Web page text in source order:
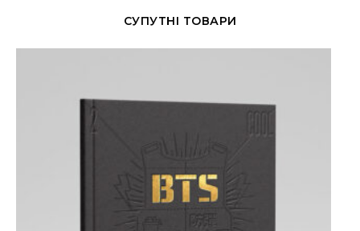
СУПУТНІ ТОВАРИ